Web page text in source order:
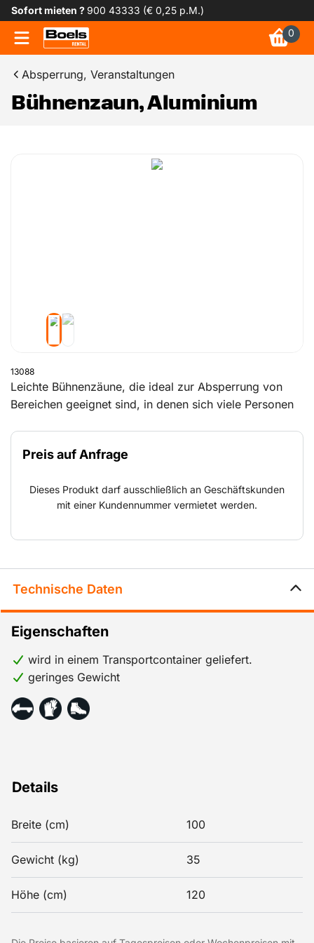
Sofort mieten ?900 43333 (€ 0,25 p.M.)
0
Absperrung, Veranstaltungen
Bühnenzaun, Aluminium
13088
Leichte Bühnenzäune, die ideal zur Absperrung von
Bereichen geeignet sind, in denen sich viele Personen
optimalen Komfort mit abgerundeten Ecken versehen.
Preis auf Anfrage
Dieses Produkt darf ausschließlich an Geschäftskunden
mit einer Kundennummer vermietet werden.
Technische Daten
Details
Breite (cm) 100
Gewicht (kg) 35
Höhe (cm) 120
Eigenschaften
wird in einem Transportcontainer geliefert.
geringes Gewicht